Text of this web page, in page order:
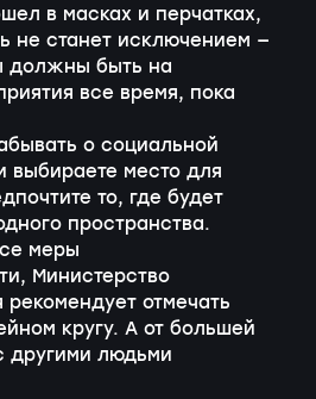
в масках и перчатках,
не станет исключением —
должны быть на
все время, пока
о социальной
выбираете место для
то, где будет
пространства.
меры
Министерство
отмечать
кругу. А от большей
другими людьми